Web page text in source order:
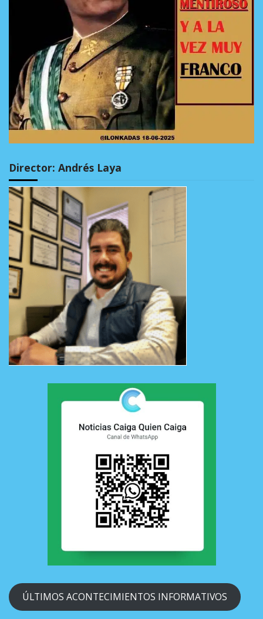
Director: Andrés Laya
ÚLTIMOS ACONTECIMIENTOS INFORMATIVOS